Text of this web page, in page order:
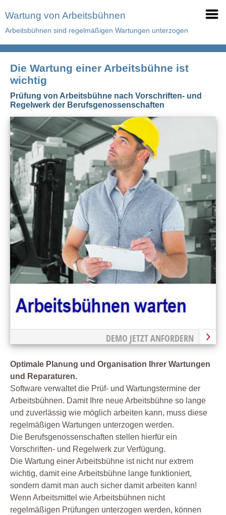
Wartung von Arbeitsbühnen
Arbeitsbühnen sind regelmäßigen Wartungen unterzogen
Die Wartung einer Arbeitsbühne ist
wichtig
Prüfung von Arbeitsbühne nach Vorschriften- und
Regelwerk der Berufsgenossenschaften
DEMO JETZT ANFORDERN
Optimale Planung und Organisation Ihrer Wartungen
und Reparaturen.
Software verwaltet die Prüf- und Wartungstermine der
Arbeitsbühnen. Damit Ihre neue Arbeitsbühne so lange
und zuverlässig wie möglich arbeiten kann, muss diese
regelmäßigen Wartungen unterzogen werden.
Die Berufsgenossenschaften stellen hierfür ein
Vorschriften- und Regelwerk zur Verfügung.
Die Wartung einer Arbeitsbühne ist nicht nur extrem
wichtig, damit eine Arbeitsbühne lange funktioniert,
sondern damit man auch sicher damit arbeiten kann!
Wenn Arbeitsmittel wie Arbeitsbühnen nicht
regelmäßigen Prüfungen unterzogen werden, können